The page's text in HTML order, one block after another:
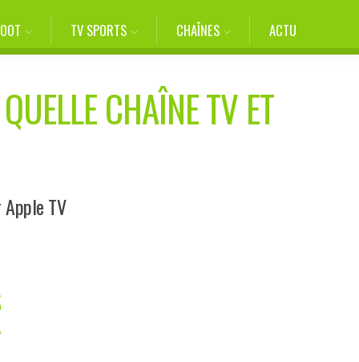
TV SPORTS CHAÎNES ACTU
CHAÎNE TV ET
TV